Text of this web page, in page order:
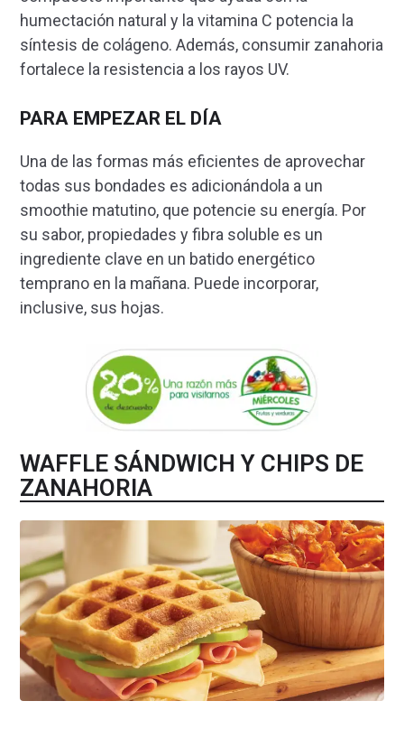
humectación natural y la vitamina C potencia la
síntesis de colágeno. Además, consumir zanahoria
fortalece la resistencia a los rayos UV.
PARA EMPEZAR EL DÍA
Una de las formas más eficientes de aprovechar
todas sus bondades es adicionándola a un
smoothie matutino, que potencie su energía. Por
su sabor, propiedades y fibra soluble es un
ingrediente clave en un batido energético
temprano en la mañana. Puede incorporar,
inclusive, sus hojas.
WAFFLE SÁNDWICH Y CHIPS DE
ZANAHORIA